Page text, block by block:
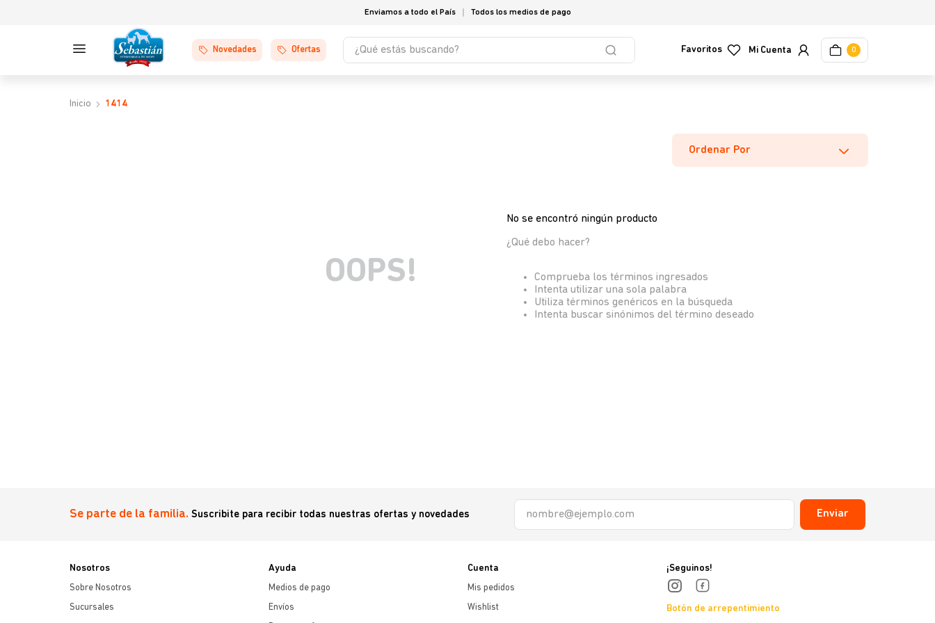
Enviamos a todo el País Todos los medios de pago
Novedades Ofertas
¿Qué estás buscando?
Favoritos 0
1414
Ordenar Por
OOPS!
No se encontró ningún producto
¿Qué debo hacer?
Comprueba los términos ingresados
Intenta utilizar una sola palabra
Utiliza términos genéricos en la búsqueda
Intenta buscar sinónimos del término deseado
Se parte de la familia. Suscribite para recibir todas nuestras ofertas y novedades Enviar
Nosotros
Sobre Nosotros
Sucursales
Ayuda
Medios de pago
Envíos
Cuenta
Mis pedidos
Wishlist
¡Seguinos!
Botón de arrepentimiento